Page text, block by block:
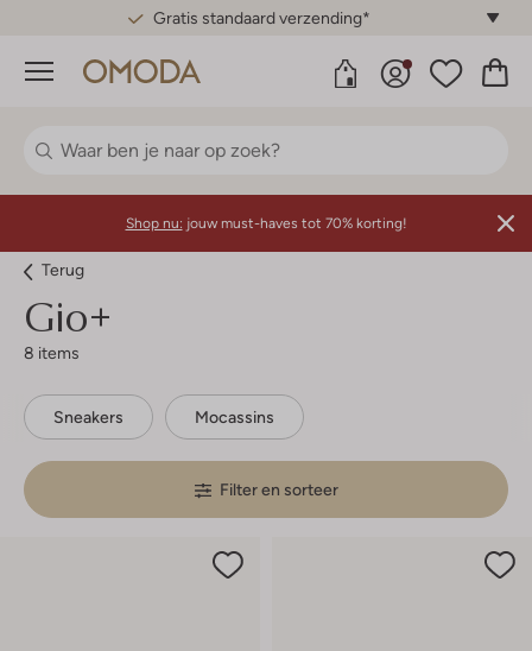
Gratis standaard verzending*
Menu
Shop nu: jouw must-haves tot 70% korting!
Terug
Gio+
8 items
Sneakers Mocassins
Filter en sorteer